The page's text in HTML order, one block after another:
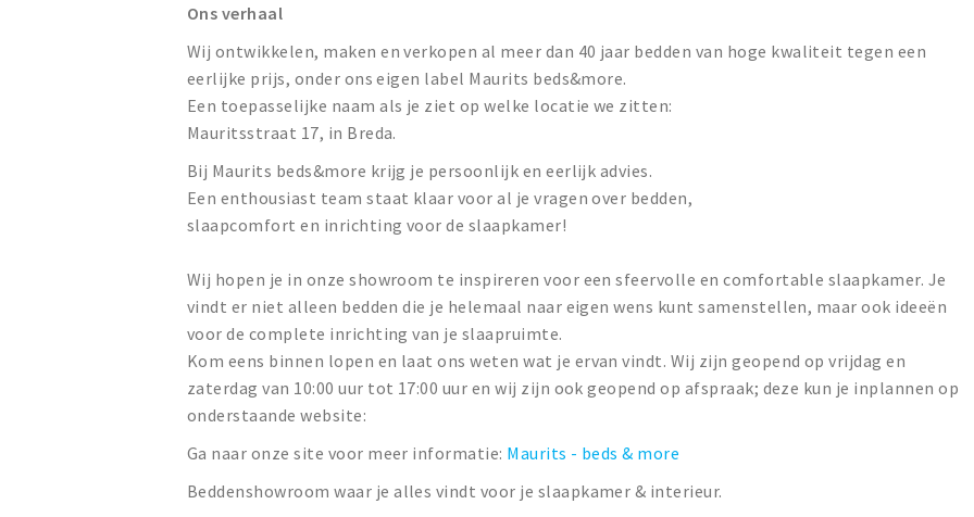
Ons verhaal
Wij ontwikkelen, maken en verkopen al meer dan 40 jaar bedden van hoge kwaliteit tegen een
eerlijke prijs, onder ons eigen label Maurits beds&more.
Een toepasselijke naam als je ziet op welke locatie we zitten:
Mauritsstraat 17, in Breda.
Bij Maurits beds&more krijg je persoonlijk en eerlijk advies.
Een enthousiast team staat klaar voor al je vragen over bedden,
slaapcomfort en inrichting voor de slaapkamer!
Wij hopen je in onze showroom te inspireren voor een sfeervolle en comfortable slaapkamer. Je
vindt er niet alleen bedden die je helemaal naar eigen wens kunt samenstellen, maar ook ideeën
voor de complete inrichting van je slaapruimte.
Kom eens binnen lopen en laat ons weten wat je ervan vindt. Wij zijn geopend op vrijdag en
zaterdag van 10:00 uur tot 17:00 uur en wij zijn ook geopend op afspraak; deze kun je inplannen op
onderstaande website:
Ga naar onze site voor meer informatie: Maurits - beds & more
Beddenshowroom waar je alles vindt voor je slaapkamer & interieur.